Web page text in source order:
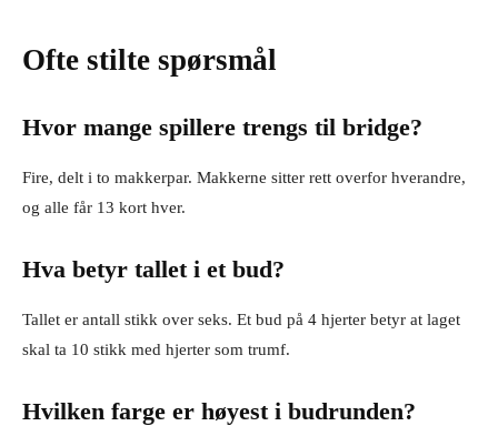
Ofte stilte spørsmål
Hvor mange spillere trengs til bridge?
Fire, delt i to makkerpar. Makkerne sitter rett overfor hverandre,
og alle får 13 kort hver.
Hva betyr tallet i et bud?
Tallet er antall stikk over seks. Et bud på 4 hjerter betyr at laget
skal ta 10 stikk med hjerter som trumf.
Hvilken farge er høyest i budrunden?